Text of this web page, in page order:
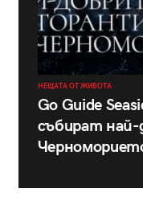
НЕЩАТА ОТ ЖИВОТА
Go Guide
събират